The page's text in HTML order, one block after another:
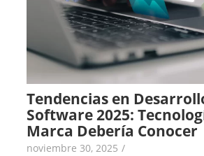
Tendencias en
Software 2025:
Marca Debería Conocer
noviembre 30, 2025 /